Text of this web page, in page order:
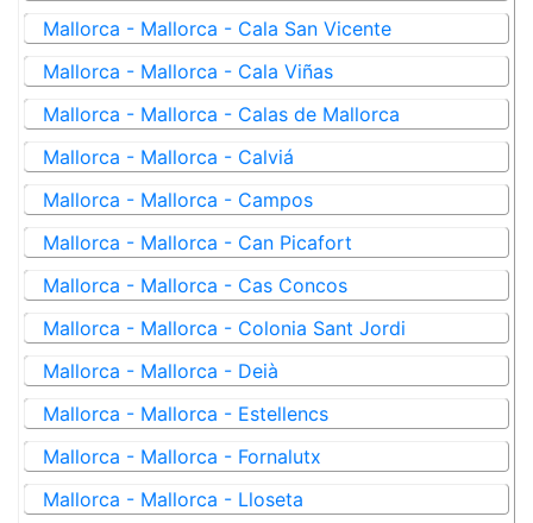
Mallorca - Mallorca - Cala San Vicente
Mallorca - Mallorca - Cala Viñas
Mallorca - Mallorca - Calas de Mallorca
Mallorca - Mallorca - Calviá
Mallorca - Mallorca - Campos
Mallorca - Mallorca - Can Picafort
Mallorca - Mallorca - Cas Concos
Mallorca - Mallorca - Colonia Sant Jordi
Mallorca - Mallorca - Deià
Mallorca - Mallorca - Estellencs
Mallorca - Mallorca - Fornalutx
Mallorca - Mallorca - Lloseta